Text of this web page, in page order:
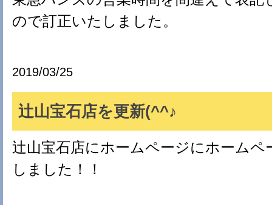
ので訂正いたしました。
2019/03/25
辻山宝石店を更新(^^♪
辻山宝石店にホームページにホームペ
しました！！